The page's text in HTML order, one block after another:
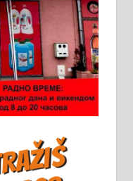
са Б
рад на
у
на
Максима
дана од